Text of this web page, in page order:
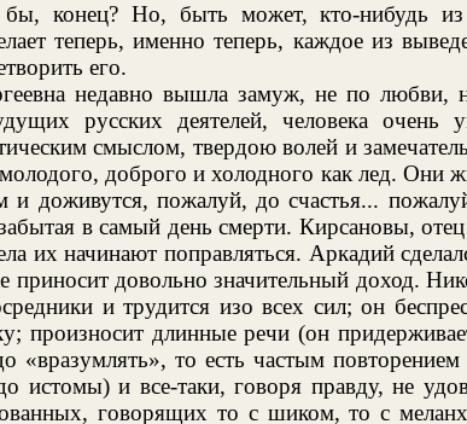
бы, конец? Но, быть может, кто-нибудь из
теперь, именно теперь, каждое из
его.
недавно вышла замуж, не по любви,
русских деятелей, человека очень
смыслом, твердою волей и
доброго и холодного как лед. Они
и доживутся, пожалуй, до счастья...
в самый день смерти. Кирсановы,
их начинают поправляться. Аркадий
приносит довольно значительный доход.
и трудится изо всех сил; он
произносит длинные речи (он
«вразумлять», то есть частым
истомы) и все-таки, говоря правду, не
говорящих то с шиком, то с